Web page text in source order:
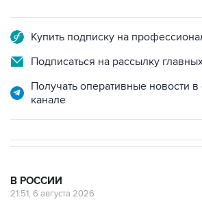
Купить подписку на
Подписаться на рассылку
Получать оперативные новости
канале
В РОССИИ
21:51, 6 августа 2026